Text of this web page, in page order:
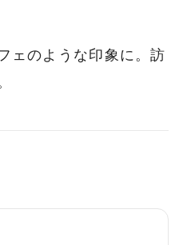
ェのような印象に。訪